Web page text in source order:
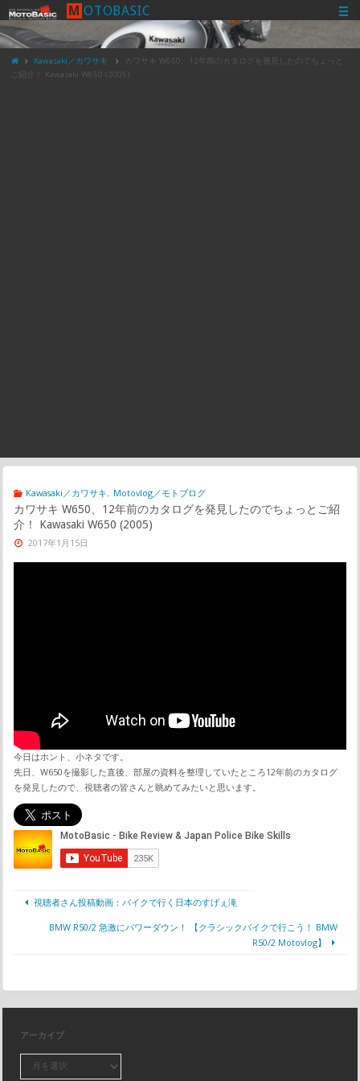
M OTOBASIC
Kawasaki／カワサキ
カワサキ W650、12年前のカタログを発見したのでちょっと
ご紹介！ Kawasaki W650 (2005)
Kawasaki／カワサキ, Motovlog／モトブログ
カワサキ W650、12年前のカタログを発見したのでちょっとご紹
介！ Kawasaki W650 (2005)
2017年1月15日
今日はホント、小ネタです。
先日、W650を撮影した直後、部屋の資料を整理していたところ12年前のカタログ
を発見したので、視聴者の皆さんと眺めてみたいと思います。
視聴者さん投稿動画：バイクで行く日本のすげぇ滝
BMW R50/2 急激にパワーダウン！ 【クラシックバイクで行こう！ BMW
R50/2 Motovlog】
アーカイブ